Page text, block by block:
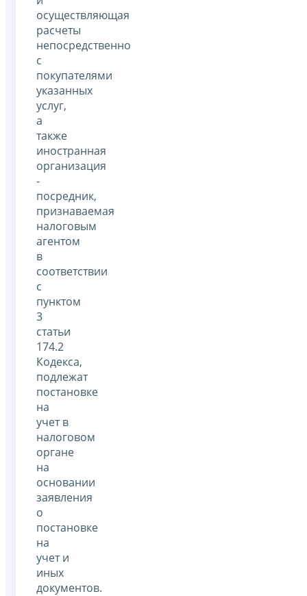
осуществляющая
расчеты
непосредственно
с
покупателями
указанных
услуг,
а
также
иностранная
организация
-
посредник,
признаваемая
налоговым
агентом
в
соответствии
с
пунктом
3
статьи
174.2
Кодекса,
подлежат
постановке
на
учет в
налоговом
органе
на
основании
заявления
о
постановке
на
учет и
иных
документов.